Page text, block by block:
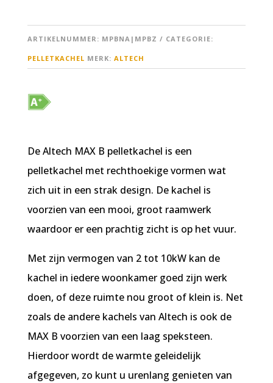
ARTIKELNUMMER: MPBNA|MPBZ CATEGORIE:
PELLETKACHEL MERK: ALTECH
De Altech MAX B pelletkachel is een
pelletkachel met rechthoekige vormen wat
zich uit in een strak design. De kachel is
voorzien van een mooi, groot raamwerk
waardoor er een prachtig zicht is op het vuur.
Met zijn vermogen van 2 tot 10kW kan de
kachel in iedere woonkamer goed zijn werk
doen, of deze ruimte nou groot of klein is. Net
zoals de andere kachels van Altech is ook de
MAX B voorzien van een laag speksteen.
Hierdoor wordt de warmte geleidelijk
afgegeven, zo kunt u urenlang genieten van